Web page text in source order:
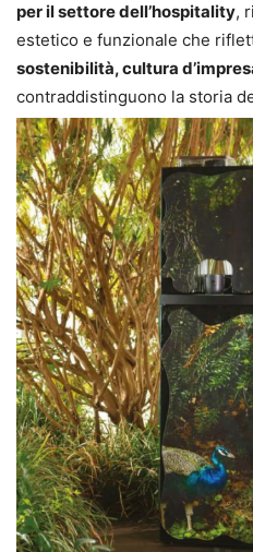
per il settore dell’hospitality,
estetico e funzionale che
sostenibilità, cultura
contraddistinguono la storia